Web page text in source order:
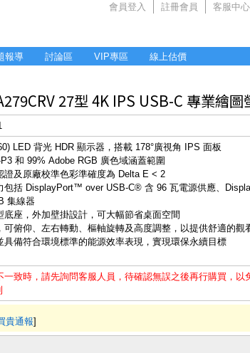
會員登入 註冊會員 客服中心
報導 討論區 VIP專區 線上估價
27型 4K IPS USB-C 專業繪圖
LED 背光 HDR 顯示器，搭載 178°廣視角 IPS 面板
和 99% Adobe RGB 廣色域涵蓋範圍
證及原廠校準色彩準確度為 Delta E < 2
包括 DisplayPort™ over USB-C® 含 96 瓦電源供應、
集線器
底座，外加壁掛設計，可大幅節省桌面空間
可俯仰、左右轉動、樞軸旋轉及高度調整，以提供舒適的觀
具備符合環境標準的能源效率表現，實現環保永續目標
致時，請先詢問客服人員，待確認無誤之後再行購買，以
貴通報]